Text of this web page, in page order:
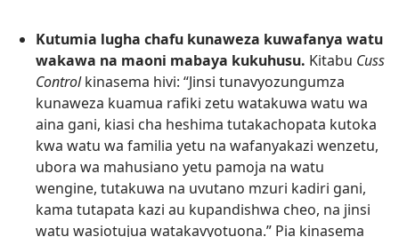
Kutumia lugha chafu kunaweza kuwafanya watu
wakawa na maoni mabaya kukuhusu. Kitabu Cuss
Controlkinasema hivi: “Jinsi tunavyozungumza
kunaweza kuamua rafiki zetu watakuwa watu wa
aina gani, kiasi cha heshima tutakachopata kutoka
kwa watu wa familia yetu na wafanyakazi wenzetu,
ubora wa mahusiano yetu pamoja na watu
wengine, tutakuwa na uvutano mzuri kadiri gani,
kama tutapata kazi au kupandishwa cheo, na jinsi
watu wasiotujua watakavyotuona.” Pia kinasema